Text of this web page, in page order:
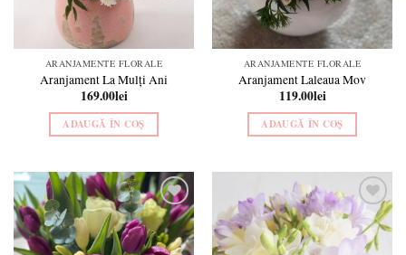
ARANJAMENTE FLORALE
Aranjament La Mulți Ani
169.00lei
ADAUGĂ ÎN COȘ
ARANJAMENTE FLORALE
Aranjament Laleaua Mov
119.00lei
ADAUGĂ ÎN COȘ
Add to
wishlist
Add to
wishlist